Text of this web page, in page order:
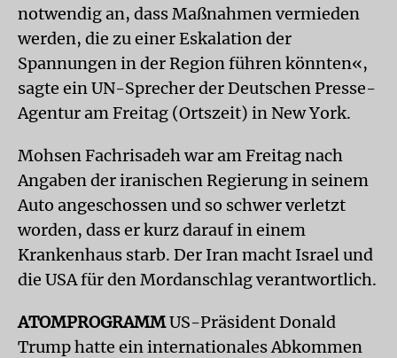
notwendig an, dass Maßnahmen vermieden
werden, die zu einer Eskalation der
Spannungen in der Region führen könnten«,
sagte ein UN-Sprecher der Deutschen Presse-
Agentur am Freitag (Ortszeit) in New York.
Mohsen Fachrisadeh war am Freitag nach
Angaben der iranischen Regierung in seinem
Auto angeschossen und so schwer verletzt
worden, dass er kurz darauf in einem
Krankenhaus starb. Der Iran macht Israel und
die USA für den Mordanschlag verantwortlich.
ATOMPROGRAMMUS-Präsident Donald
Trump hatte ein internationales Abkommen